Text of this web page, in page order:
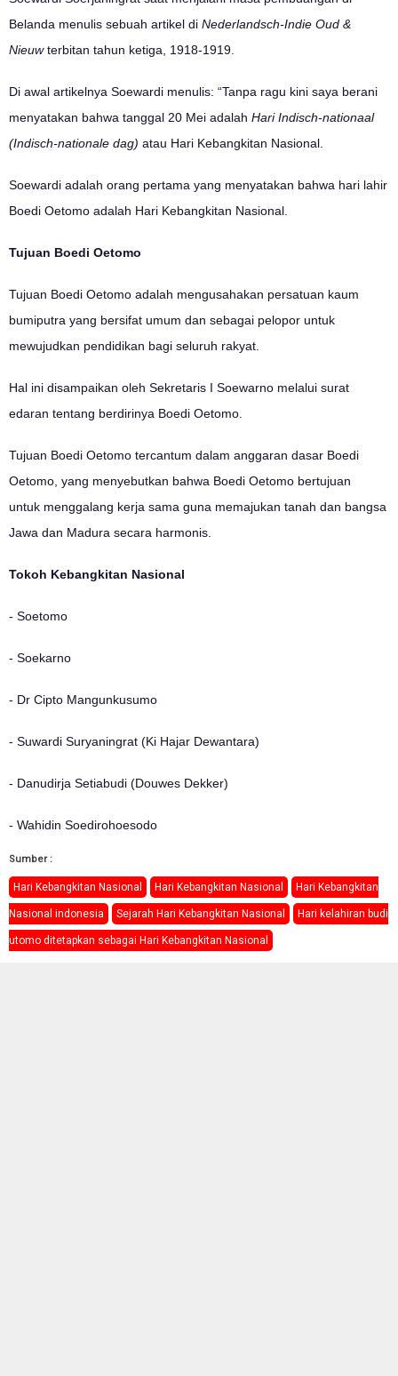
Belanda menulis sebuah artikel di Nederlandsch-Indie Oud &
Nieuwterbitan tahun ketiga, 1918-1919.
Di awal artikelnya Soewardi menulis: “Tanpa ragu kini saya berani
menyatakan bahwa tanggal 20 Mei adalah Hari Indisch-nationaal
(Indisch-nationale dag) atau Hari Kebangkitan Nasional.
Soewardi adalah orang pertama yang menyatakan bahwa hari lahir
Boedi Oetomo adalah Hari Kebangkitan Nasional.
Tujuan Boedi Oetomo
Tujuan Boedi Oetomo adalah mengusahakan persatuan kaum
bumiputra yang bersifat umum dan sebagai pelopor untuk
mewujudkan pendidikan bagi seluruh rakyat.
Hal ini disampaikan oleh Sekretaris I Soewarno melalui surat
edaran tentang berdirinya Boedi Oetomo.
Tujuan Boedi Oetomo tercantum dalam anggaran dasar Boedi
Oetomo, yang menyebutkan bahwa Boedi Oetomo bertujuan
untuk menggalang kerja sama guna memajukan tanah dan bangsa
Jawa dan Madura secara harmonis.
Tokoh Kebangkitan Nasional
- Soetomo
- Soekarno
- Dr Cipto Mangunkusumo
- Suwardi Suryaningrat (Ki Hajar Dewantara)
- Danudirja Setiabudi (Douwes Dekker)
- Wahidin Soedirohoesodo
Sumber :
Hari Kebangkitan Nasional Hari Kebangkitan Nasional Hari Kebangkitan
Nasional indonesia Sejarah Hari Kebangkitan Nasional Hari kelahiran budi
utomo ditetapkan sebagai Hari Kebangkitan Nasional